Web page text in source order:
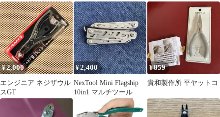
き
¥2,000
エンジニア ネジザウル
スGT
¥2,400
NexTool Mini Flagship
10in1 マルチツール
¥859
貴和製作所 平ヤットコ